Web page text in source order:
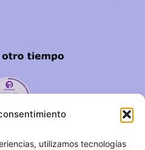
utilizamos tecnologías
Fernán Núñez,